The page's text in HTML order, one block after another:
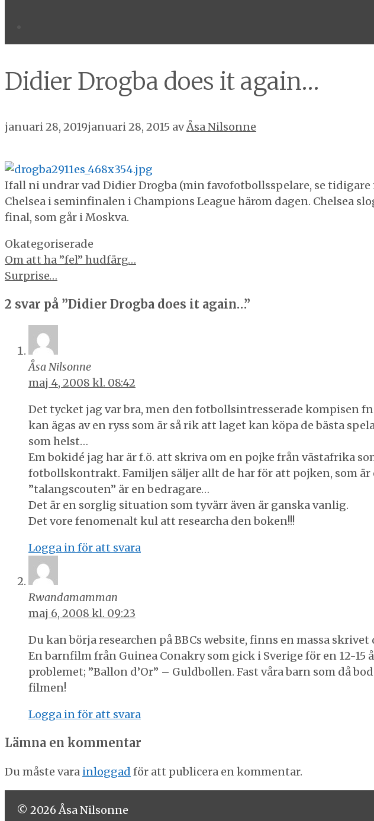
Didier Drogba does it again…
januari 28, 2019januari 28, 2015 avÅsa Nilsonne
Ifall ni undrar vad Didier Drogba (min favofotbollsspelare, se
Chelsea i seminfinalen i Champions League härom dagen. Chelsea
final, som går i Moskva.
Kategorier
Okategoriserade
Inläggsnavigering
Om att ha ”fel” hudfärg…
Surprise…
2 svar på ”Didier Drogba does it again…”
Åsa Nilsonne
maj 4, 2008 kl. 08:42
Det tycket jag var bra, men den fotbollsintresserade kompisen
kan ägas av en ryss som är så rik att laget kan köpa de bästa
som helst…
Em bokidé jag har är f.ö. att skriva om en pojke från västafrika
fotbollskontrakt. Familjen säljer allt de har för att pojken, som
”talangscouten” är en bedragare…
Det är en sorglig situation som tyvärr även är ganska vanlig.
Det vore fenomenalt kul att researcha den boken!!!
Logga in för att svara
Rwandamamman
maj 6, 2008 kl. 09:23
Du kan börja researchen på BBCs website, finns en massa skrivet
En barnfilm från Guinea Conakry som gick i Sverige för en 12-15
problemet; ”Ballon d’Or” – Guldbollen. Fast våra barn som då
filmen!
Logga in för att svara
Lämna en kommentar
Du måste vara inloggad för att publicera en kommentar.
© 2026 Åsa Nilsonne